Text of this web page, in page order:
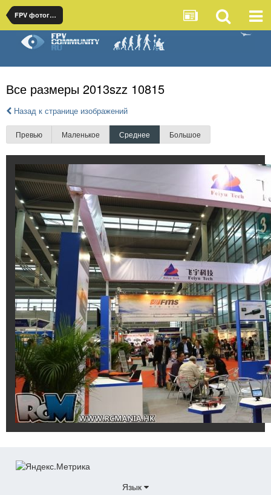
FPV фотографии
Все размеры 2013szz 10815
Назад к странице изображений
Превью Маленькое Среднее Большое
Язык